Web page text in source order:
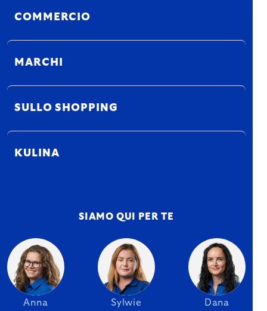
COMMERCIO
MARCHI
SULLO SHOPPING
KULINA
SIAMO QUI PER TE
Anna Sylwie Dana